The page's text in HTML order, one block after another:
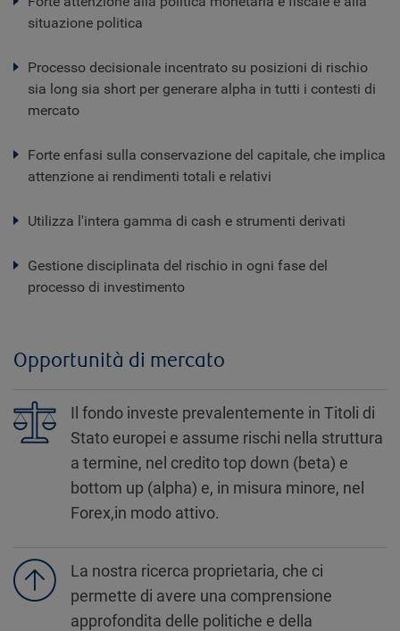
situazione politica
Processo decisionale incentrato su posizioni di rischio
sia long sia short per generare alpha in tutti i contesti di
mercato
Forte enfasi sulla conservazione del capitale, che implica
attenzione ai rendimenti totali e relativi
Utilizza l'intera gamma di cash e strumenti derivati
Gestione disciplinata del rischio in ogni fase del
processo di investimento
Opportunità di mercato
Il fondo investe prevalentemente in Titoli di
Stato europei e assume rischi nella struttura
a termine, nel credito top down (beta) e
bottom up (alpha) e, in misura minore, nel
Forex,in modo attivo.
La nostra ricerca proprietaria, che ci
permette di avere una comprensione
approfondita delle politiche e della